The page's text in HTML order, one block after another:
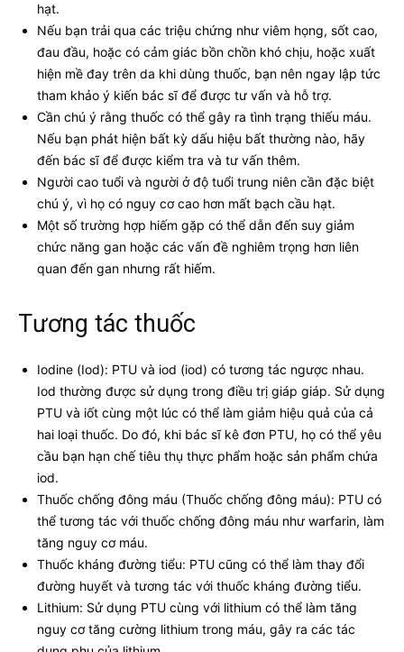
hạt.
Nếu bạn trải qua các triệu chứng như viêm họng, sốt cao,
đau đầu, hoặc có cảm giác bồn chồn khó chịu, hoặc xuất
hiện mề đay trên da khi dùng thuốc, bạn nên ngay lập tức
tham khảo ý kiến bác sĩ để được tư vấn và hỗ trợ.
Cần chú ý rằng thuốc có thể gây ra tình trạng thiếu máu.
Nếu bạn phát hiện bất kỳ dấu hiệu bất thường nào, hãy
đến bác sĩ để được kiểm tra và tư vấn thêm.
Người cao tuổi và người ở độ tuổi trung niên cần đặc biệt
chú ý, vì họ có nguy cơ cao hơn mất bạch cầu hạt.
Một số trường hợp hiếm gặp có thể dẫn đến suy giảm
chức năng gan hoặc các vấn đề nghiêm trọng hơn liên
quan đến gan nhưng rất hiếm.
Tương tác thuốc
Iodine (Iod): PTU và iod (iod) có tương tác ngược nhau.
Iod thường được sử dụng trong điều trị giáp giáp. Sử dụng
PTU và iốt cùng một lúc có thể làm giảm hiệu quả của cả
hai loại thuốc. Do đó, khi bác sĩ kê đơn PTU, họ có thể yêu
cầu bạn hạn chế tiêu thụ thực phẩm hoặc sản phẩm chứa
iod.
Thuốc chống đông máu (Thuốc chống đông máu): PTU có
thể tương tác với thuốc chống đông máu như warfarin, làm
tăng nguy cơ máu.
Thuốc kháng đường tiểu: PTU cũng có thể làm thay đổi
đường huyết và tương tác với thuốc kháng đường tiểu.
Lithium: Sử dụng PTU cùng với lithium có thể làm tăng
nguy cơ tăng cường lithium trong máu, gây ra các tác